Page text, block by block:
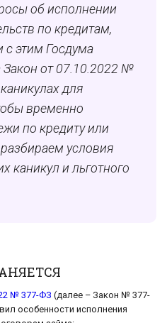
об исполнении
по кредитам,
с этим Госдума
Закон от 07.10.2022 №
для
временно
по кредиту или
условия
каникул и льготного
№ 377-ФЗ (далее – Закон № 377-
особенности исполнения